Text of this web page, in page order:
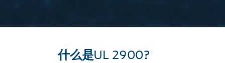
什么是UL 2900?